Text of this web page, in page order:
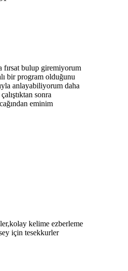
fırsat bulup giremiyorum
bir program olduğunu
anlayabiliyorum daha
sonra
eminim
kelime ezberleme
için tesekkurler